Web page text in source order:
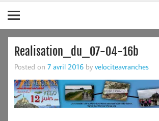
Realisation_du_07-04-16b
Posted on 7 avril 2016 by velociteavranches